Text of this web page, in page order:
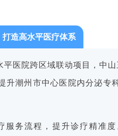
打造高水平医疗体系
平医院跨区域联动项目，中
升潮州市中心医院内分泌专
服务流程，提升诊疗精准